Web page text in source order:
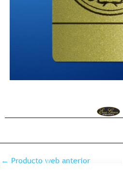
← Producto web anterior